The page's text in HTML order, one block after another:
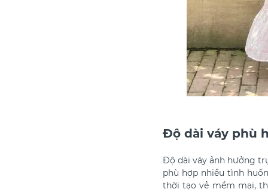
Độ dài váy phù
Độ dài váy ảnh hưởng
phù hợp nhiều tình
thời tạo vẻ mềm mại,